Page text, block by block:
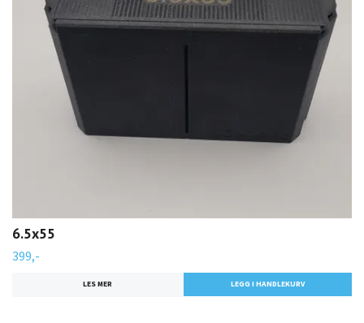
6.5x55
399,-
LES MER